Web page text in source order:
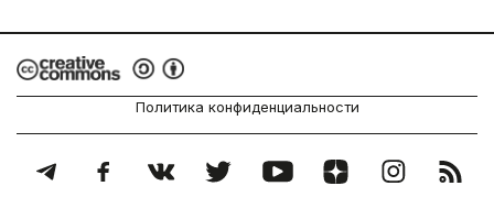
Политика конфиденциальности